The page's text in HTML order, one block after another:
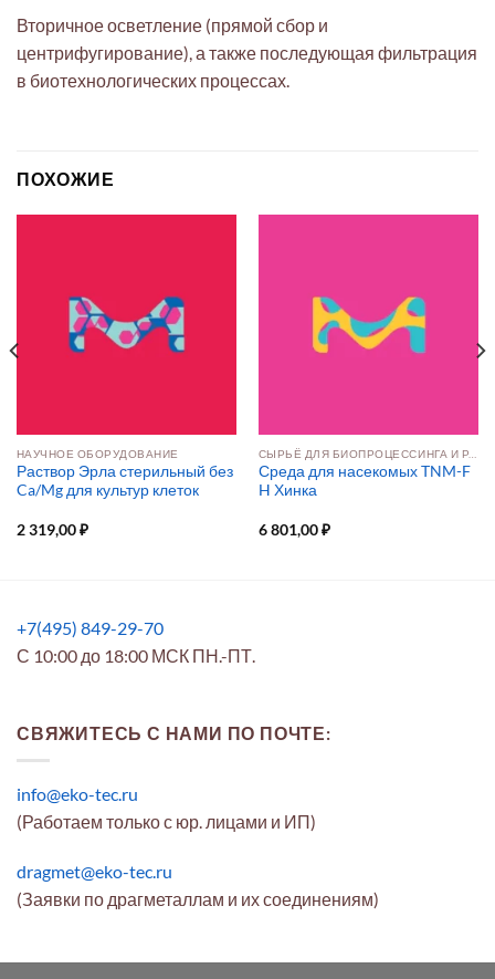
Вторичное осветление (прямой сбор и
центрифугирование), а также последующая фильтрация
в биотехнологических процессах.
ПОХОЖИЕ
НАУЧНОЕ ОБОРУДОВАНИЕ
Раствор Эрла стерильный без
Ca/Mg для культур клеток
2 319,00₽
Среда для насекомых TNM-F
H Хинка
6 801,00₽
+7(495) 849-29-70
С 10:00 до 18:00 МСК ПН.-ПТ.
СВЯЖИТЕСЬ С НАМИ ПО ПОЧТЕ:
info@eko-tec.ru
(Работаем только с юр. лицами и ИП)
dragmet@eko-tec.ru
(Заявки по драгметаллам и их соединениям)